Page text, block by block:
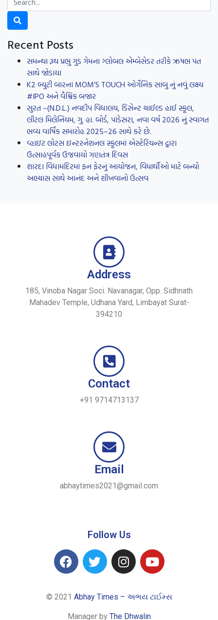
Recent Posts
સમન્થા રૂથ પ્રભુ ગુડ ગેમના ગ્લોબલ એમ્બેસેડર તરીકે ઋષભ પંત
સાથે જોડાયા
K2 બ્યુટી બારના MOM’S TOUCH ઓર્ગેનિક સાબુ નું નવું લક્ષ્ય
#IPO અને વૈશ્વિક બજાર
સુરત –(N.D.L.) નવદીપ વિદ્યાલય, ડિસેન્ટ ચાઈલ્ડ હાઈ સ્કૂલ,
લીટલ મિલેનિયમ, ગુ. હા. બોર્ડ, પાંડેસરા, નવા વર્ષ 2026 નું સ્વાગત
ભવ્ય વાર્ષિક સમારોહ 2025–26 સાથે કરે છે.
વ્હાઇટ લોટસ ઇન્ટરનેશનલ સ્કૂલમાં એસ્ટેરિયન્સ દ્વારા
ઉત્સાહપૂર્વક ઉજવાયો ગણતંત્ર દિવસ
શારદા વિદ્યામંદિરમાં ફન ફેરનું આયોજન, વિધાર્થીઓ માટે બન્યો
અભ્યાસ સાથે આનંદ અને શીખવાનો ઉત્સવ
Address
185, Vinoba Nagar Soci. Navanagar, Opp. Sidhnath
Mahadev Temple, Udhana Yard, Limbayat Surat-
394210
Contact
+91 9714713137
Email
abhaytimes2021@gmail.com
Follow Us
© 2021 Abhay Times – અભય ટાઈમ્સ
Manager by The Dhwalin